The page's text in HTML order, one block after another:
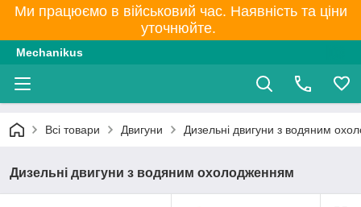
Ми працюємо в військовий час. Наявність та ціни
уточнюйте.
Mechanikus
Всі товари Двигуни Дизельні двигуни з водяним
Дизельні двигуни з водяним охолодженням